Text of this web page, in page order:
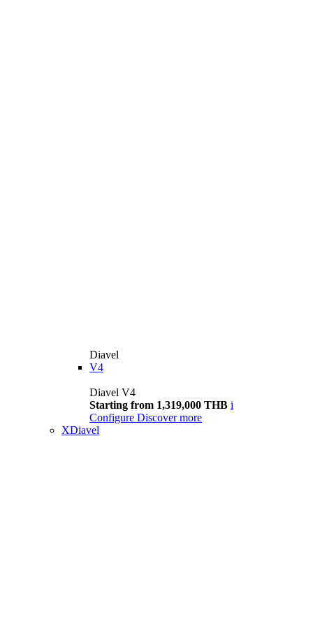
Diavel
V4
Diavel V4
Starting from 1,319,000 THB i
Configure Discover more
XDiavel